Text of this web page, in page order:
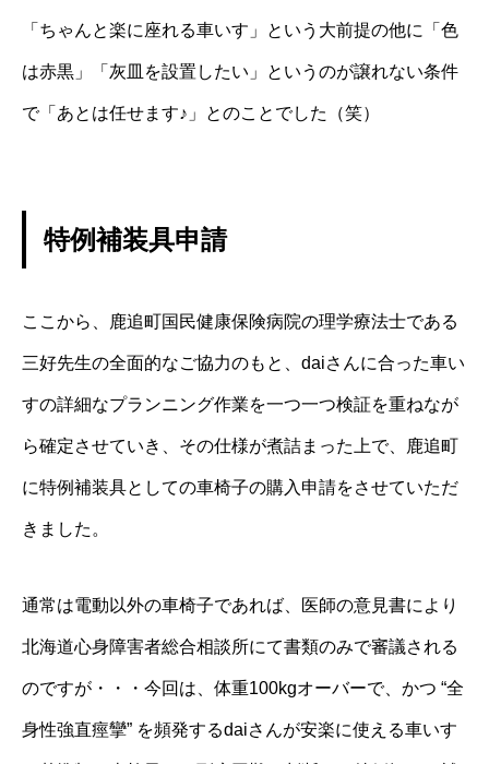
「ちゃんと楽に座れる車いす」という大前提の他に「色
は赤黒」「灰皿を設置したい」というのが譲れない条件
で「あとは任せます♪」とのことでした（笑）
特例補装具申請
ここから、鹿追町国民健康保険病院の理学療法士である
三好先生の全面的なご協力のもと、daiさんに合った車い
すの詳細なプランニング作業を一つ一つ検証を重ねなが
ら確定させていき、その仕様が煮詰まった上で、鹿追町
に特例補装具としての車椅子の購入申請をさせていただ
きました。
通常は電動以外の車椅子であれば、医師の意見書により
北海道心身障害者総合相談所にて書類のみで審議される
のですが・・・今回は、体重100kgオーバーで、かつ “全
身性強直痙攣” を頻発するdaiさんが安楽に使える車いす